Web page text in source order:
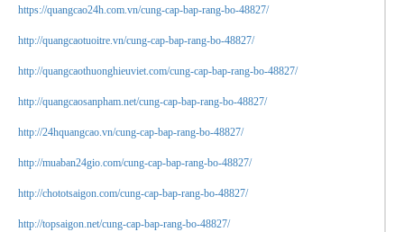
https://quangcao24h.com.vn/cung-cap-bap-rang-bo-48827/
http://quangcaotuoitre.vn/cung-cap-bap-rang-bo-48827/
http://quangcaothuonghieuviet.com/cung-cap-bap-rang-bo-48827/
http://quangcaosanpham.net/cung-cap-bap-rang-bo-48827/
http://24hquangcao.vn/cung-cap-bap-rang-bo-48827/
http://muaban24gio.com/cung-cap-bap-rang-bo-48827/
http://chototsaigon.com/cung-cap-bap-rang-bo-48827/
http://topsaigon.net/cung-cap-bap-rang-bo-48827/